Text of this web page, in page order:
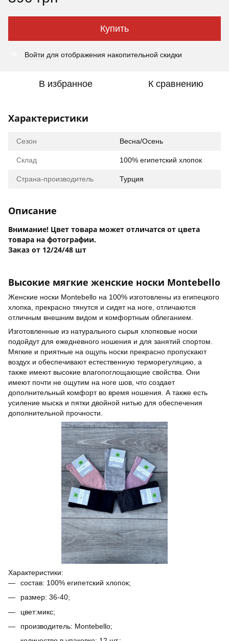
Купить
Войти для отображения накопительной скидки
В избранное К сравнению
Характеристики
Сезон Весна/Осень
Склад 100% египетский хлопок
Страна-производитель Турция
Описание
Внимание! Цвет товара может отличатся от цвета
товара на фотографии.
Заказ от 12/24/48 шт
Высокие мягкие женские носки Montebello
Женские носки Montebello на 100% изготовлены из египецкого
хлопка, прекрасно тянутся и сидят на ноге, отличаются
отличным внешним видом и комфортным облеганием.
Изготовленные из натурального сырья хлопковые носки
подойдут для ежедневного ношения и для занятий спортом.
Мягкие и приятные на ощупь носки прекрасно пропускают
воздух и обеспечивают естественную терморегуляцию, а
также имеют высокие влагопоглощающие свойства. Они
имеют почти не ощутим на ноге шов, что создает
дополнительный комфорт во время ношения. А также есть
усиление мыска и пятки двойной нитью для обеспечения
дополнительной прочности.
Характеристики:
состав: 100% египетский хлопок;
размер: 36-40;
цвет:микс;
производитель: Montebello;